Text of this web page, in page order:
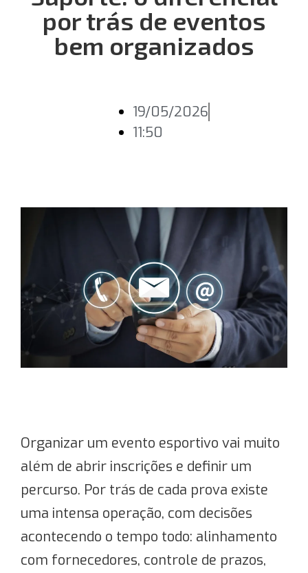
por trás de eventos
bem organizados
19/05/2026
11:50
Organizar um evento esportivo vai muito
além de abrir inscrições e definir um
percurso. Por trás de cada prova existe
uma intensa operação, com decisões
acontecendo o tempo todo: alinhamento
com fornecedores, controle de prazos,